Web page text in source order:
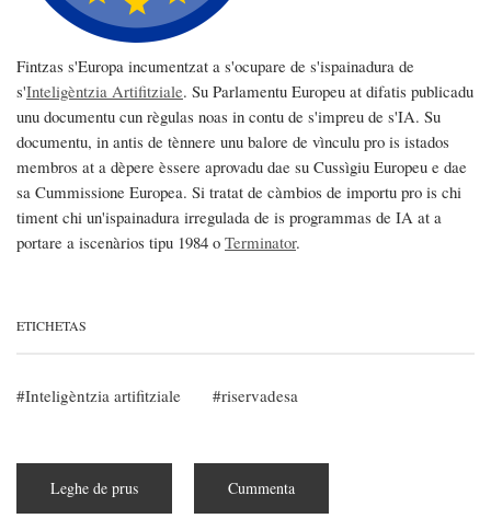
Fintzas s'Europa incumentzat a s'ocupare de s'ispainadura de
s'Inteligèntzia Artifitziale. Su Parlamentu Europeu at difatis publicadu
unu documentu cun règulas noas in contu de s'impreu de s'IA. Su
documentu, in antis de tènnere unu balore de vìnculu pro is istados
membros at a dèpere èssere aprovadu dae su Cussìgiu Europeu e dae
sa Cummissione Europea. Si tratat de càmbios de importu pro is chi
timent chi un'ispainadura irregulada de is programmas de IA at a
portare a iscenàrios tipu 1984 o Terminator.
ETICHETAS
Inteligèntzia artifitziale riservadesa
Leghe de prus
Parlamentu
Cummenta